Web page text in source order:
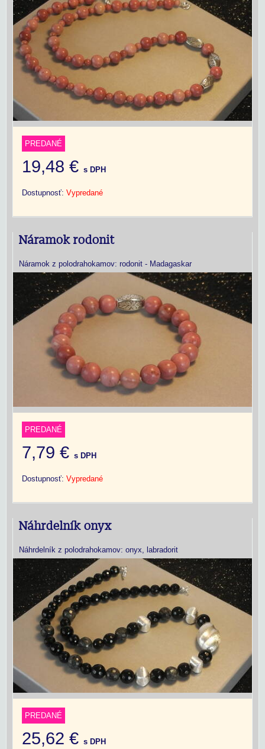
PREDANÉ
19,48 € s DPH
Dostupnosť: Vypredané
Náramok rodonit
Náramok z polodrahokamov: rodonit - Madagaskar
PREDANÉ
7,79 € s DPH
Dostupnosť: Vypredané
Náhrdelník onyx
Náhrdelník z polodrahokamov: onyx, labradorit
PREDANÉ
25,62 € s DPH